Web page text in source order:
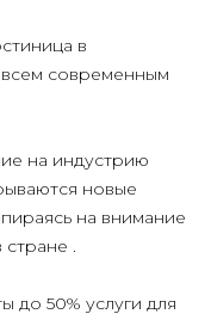
в
современным
на индустрию
новые
на внимание
.
до 50% услуги для